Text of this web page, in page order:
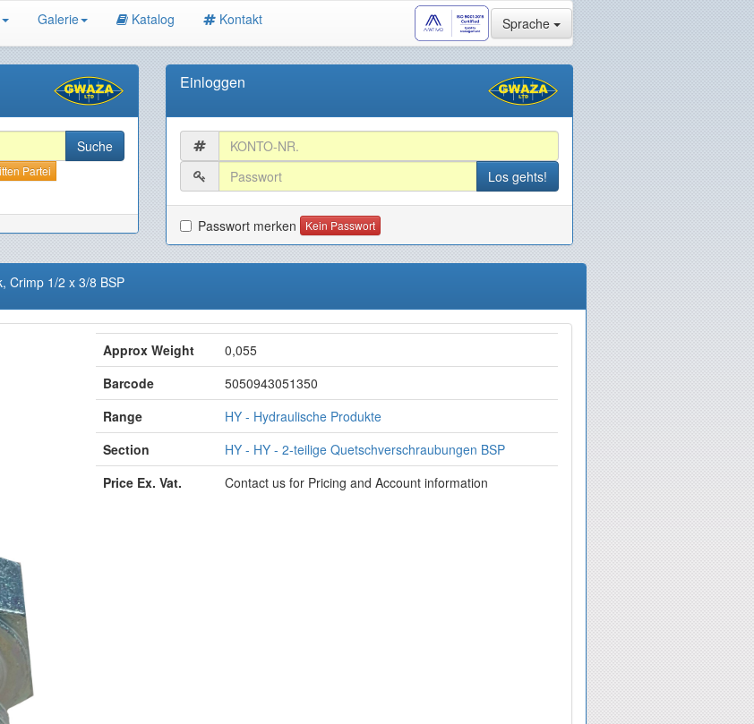
Galerie Katalog Kontakt Sprache
Partei
Einloggen
Passwort merken Kein Passwort
Crimp 1/2 x 3/8 BSP
Approx Weight
0,055
Barcode
5050943051350
Range
HY - Hydraulische Produkte
Section
HY - HY - 2-teilige Quetschverschraubungen BSP
Price Ex. Vat.
Contact us for Pricing and Account information